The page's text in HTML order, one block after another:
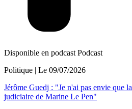
Disponible en podcast Podcast
Politique | Le 09/07/2026
Jérôme Guedj : "Je n'ai pas envie que
judiciaire de Marine Le Pen"